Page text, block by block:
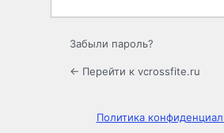
Забыли пароль?
← Перейти к vcrossfite.ru
Политика